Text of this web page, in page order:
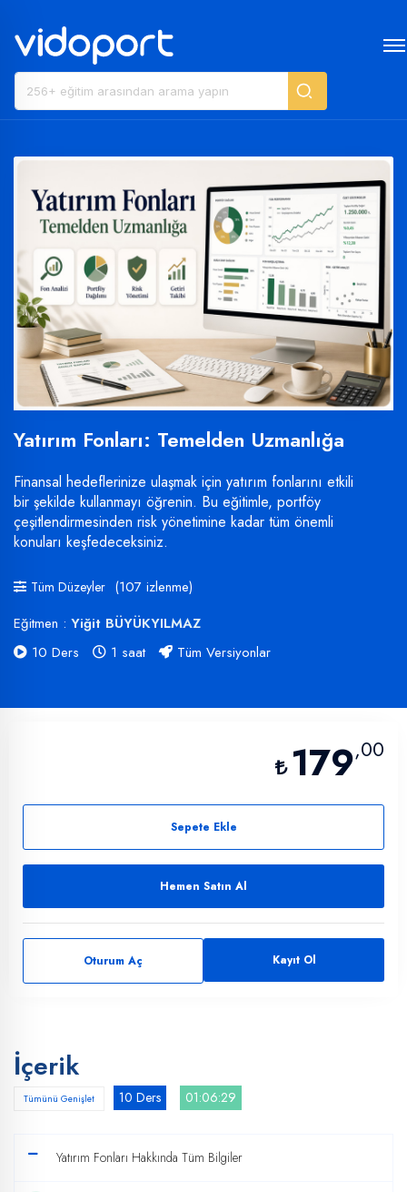
Yatırım Fonları: Temelden Uzmanlığa
Finansal hedeflerinize ulaşmak için yatırım fonlarını etkili
bir şekilde kullanmayı öğrenin. Bu eğitimle, portföy
çeşitlendirmesinden risk yönetimine kadar tüm önemli
konuları keşfedeceksiniz.
Tüm Düzeyler (107 izlenme)
Eğitmen : Yiğit BÜYÜKYILMAZ
10 Ders
1 saat Tüm Versiyonlar
179,00
Sepete Ekle
Hemen Satın Al
Oturum Aç Kayıt Ol
İçerik
Tümünü Genişlet 10 Ders 01:06:29
Yatırım Fonları Hakkında Tüm Bilgiler